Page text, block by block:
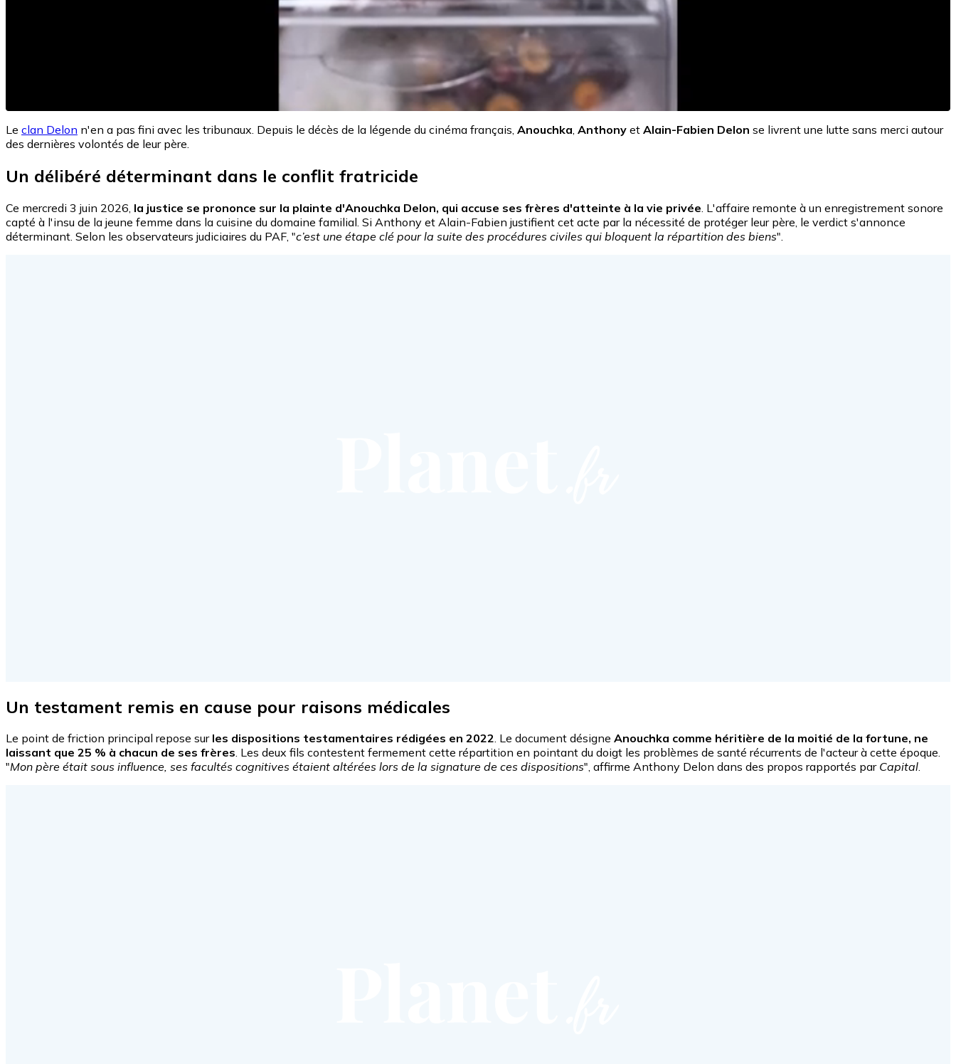
Le clan Delon n'en a pas fini avec les tribunaux. Depuis le décès de la légende du cinéma français, Anouchka Anthony et Alain-Fabien Delon se livrent une lutte sans merci autour
des dernières volontés de leur père.
Un délibéré déterminant dans le conflit fratricide
Ce mercredi 3 juin 2026, la justice se prononce sur la plainte d'Anouchka Delon, qui accuse ses frères d'atteinte à la vie privée . L'affaire remonte à un enregistrement sonore
capté à l'insu de la jeune femme dans la cuisine du domaine familial. Si Anthony et Alain-Fabien justifient cet acte par la nécessité de protéger leur père, le verdict s'annonce
déterminant. Selon les observateurs judiciaires du PAF, "c’est une étape clé pour la suite des procédures civiles qui bloquent la répartition des biens".
Un testament remis en cause pour raisons médicales
Le point de friction principal repose surles dispositions testamentaires rédigées en 2022. Le document désigne Anouchka comme héritière de la moitié de la fortune, ne
laissant que 25 % à chacun de ses frères. Les deux fils contestent fermement cette répartition en pointant du doigt les problèmes de santé récurrents de l'acteur à cette époque.
"Mon père était sous influence, ses facultés cognitives étaient altérées lors de la signature de ces dispositions", affirme Anthony Delon dans des propos rapportés par Capital.